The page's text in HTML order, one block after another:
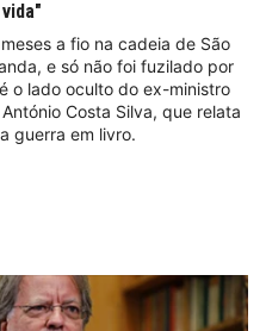
a fio na cadeia de São
e só não foi fuzilado por
o lado oculto do ex-ministro
Costa Silva, que relata
guerra em livro.